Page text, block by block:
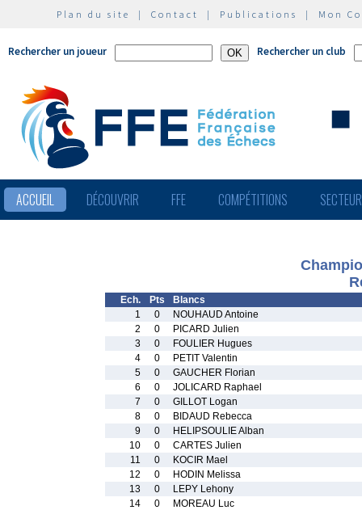
Plan du site | Contact | Publications | Mon
Rechercher un joueur Rechercher un club
ACCUEIL DÉCOUVRIR FFE COMPÉTITIONS
Ech. Pts
Blancs
1
0
NOUHAUD Antoine
2
0
PICARD Julien
3
0
FOULIER Hugues
4
0
PETIT Valentin
5
0
GAUCHER Florian
6
0
JOLICARD Raphael
7
0
GILLOT Logan
8
0
BIDAUD Rebecca
9
0
HELIPSOULIE Alban
10
0
CARTES Julien
11
0
KOCIR Mael
12
0
HODIN Melissa
13
0
LEPY Lehony
14
0
MOREAU Luc